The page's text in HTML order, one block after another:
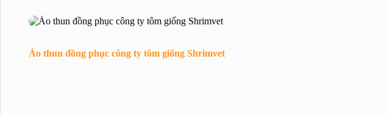
Áo thun đồng phục công ty tôm giống Shrimvet